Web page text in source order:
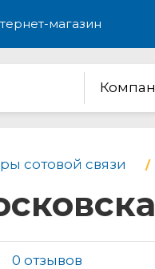
магазин
сотовой связи
0 отзывов